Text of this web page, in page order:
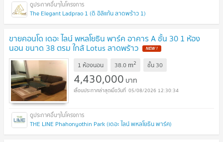
The Elegant Ladprao 1 (ดิ อิลิแก้น ลาดพร้าว 1)
ขายคอนโด เดอะ ไลน์ พหลโยธิน พาร์ค อาคาร A ชั้น 30 1 ห้อง
นอน ขนาด 38 ตรม ใกล้ Lotus ลาดพร้าว NEW !
1 ห้องนอน 38.0 m2 ชั้น 30
4,430,000 บาท
05/08/2026 12:30:34
THE LINE Phahonyothin Park (เดอะ ไลน์ พหลโยธิน พาร์ค)